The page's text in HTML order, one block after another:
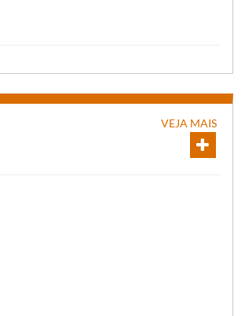
VEJA MAIS